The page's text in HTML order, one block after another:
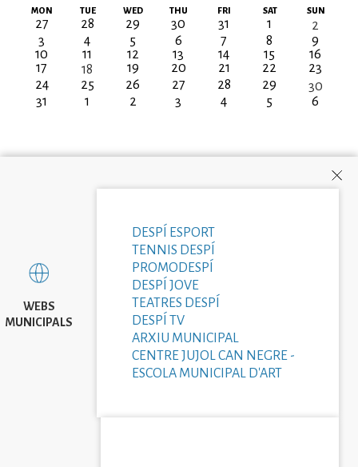
Pagination
MON TUE WED THU FRI SAT SUN
27 28 29 30 31 1
2
3
4 5 6 7 8
9
10
11 12 13 14 15
16
17
18 19 20 21 22
23
24
25 26 27 28 29
30
31
1 2 3 4 5 6
WEBS
MUNICIPALS
DESPÍ ESPORT
TENNIS DESPÍ
PROMODESPÍ
DESPÍ JOVE
TEATRES DESPÍ
DESPÍ TV
ARXIU MUNICIPAL
CENTRE JUJOL CAN NEGRE -
ESCOLA MUNICIPAL D'ART